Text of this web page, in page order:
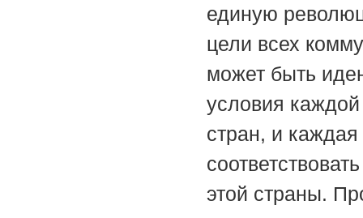
единую
цели всех
может быть
условия
стран, и
этой страны.